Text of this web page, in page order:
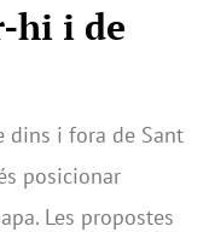
hi i de
dins i fora de Sant
posicionar
Les propostes